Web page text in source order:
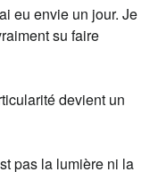
eu envie un jour. Je
su faire
devient un
pas la lumière ni la